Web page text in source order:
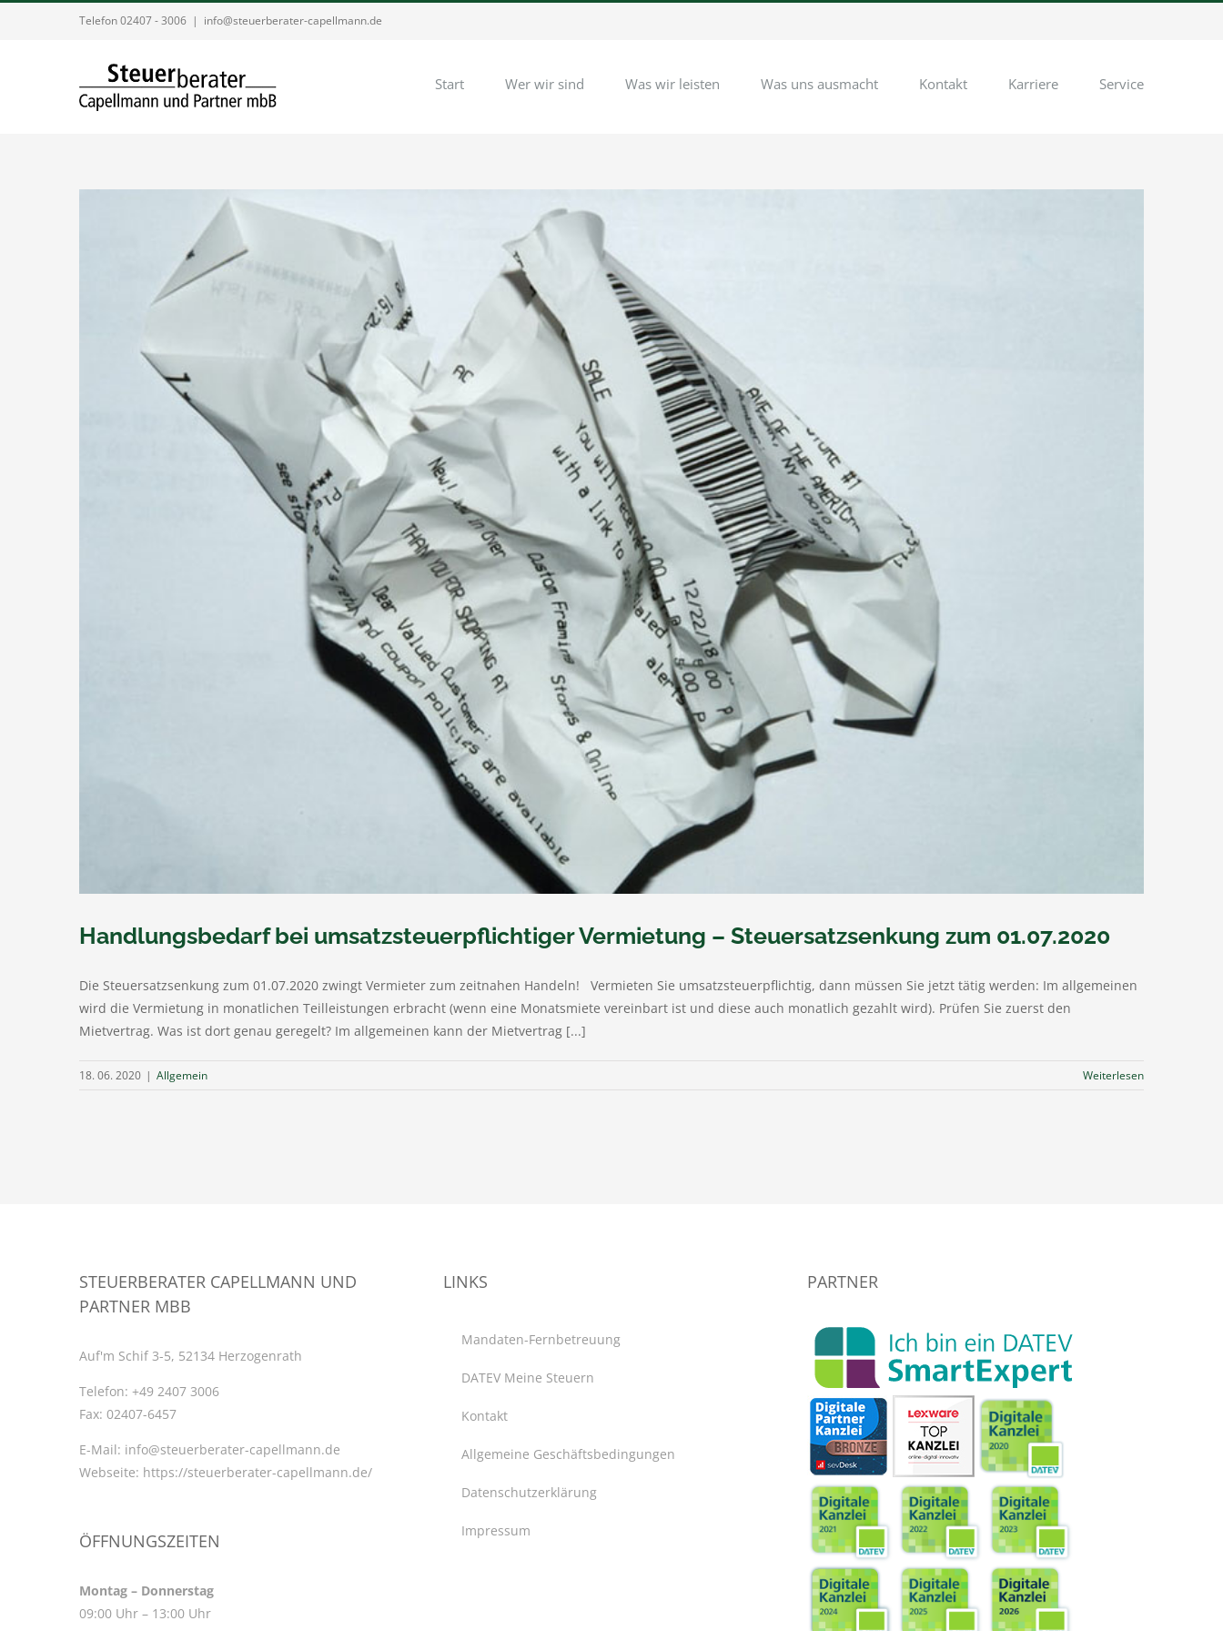
Telefon 02407 - 3006 | info@steuerberater-capellmann.de
Start Wer wir sind Was wir leisten Was uns ausmacht Kontakt Karriere Service
Handlungsbedarf bei umsatzsteuerpflichtiger Vermietung – Steuersatzsenkung zum 01.07.2020
Die Steuersatzsenkung zum 01.07.2020 zwingt Vermieter zum zeitnahen Handeln! Vermieten Sie umsatzsteuerpflichtig, dann müssen Sie jetzt tätig werden: Im allgemeinen
wird die Vermietung in monatlichen Teilleistungen erbracht (wenn eine Monatsmiete vereinbart ist und diese auch monatlich gezahlt wird). Prüfen Sie zuerst den
Mietvertrag. Was ist dort genau geregelt? Im allgemeinen kann der Mietvertrag [...]
18. 06. 2020 | Allgemein Weiterlesen
STEUERBERATER CAPELLMANN UND
PARTNER MBB
Auf'm Schif 3-5, 52134 Herzogenrath
Telefon: +49 2407 3006
Fax: 02407-6457
E-Mail: info@steuerberater-capellmann.de
Webseite: https://steuerberater-capellmann.de/
ÖFFNUNGSZEITEN
Montag – Donnerstag
09:00 Uhr – 13:00 Uhr
LINKS
Mandaten-Fernbetreuung
DATEV Meine Steuern
Kontakt
Allgemeine Geschäftsbedingungen
Datenschutzerklärung
Impressum
PARTNER